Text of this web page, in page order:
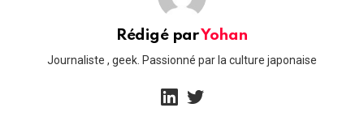
Rédigé parYohan
Journaliste , geek. Passionné par la culture japonaise
linkedin